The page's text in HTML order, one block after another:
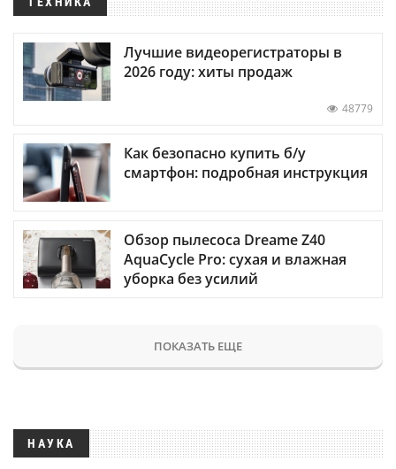
Лучшие видеорегистраторы в
2026 году: хиты продаж
48779
Как безопасно купить б/у
смартфон: подробная инструкция
Обзор пылесоса Dreame Z40
AquaCycle Pro: сухая и влажная
уборка без усилий
ПОКАЗАТЬ ЕЩЕ
НАУКА